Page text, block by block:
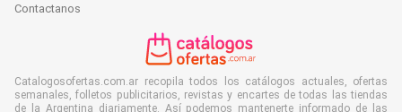
Contactanos
Catalogosofertas.com.ar recopila todos los catálogos actuales, ofertas
semanales, folletos publicitarios, revistas y encartes de todas las tiendas
de la Argentina diariamente. Así podemos mantenerte informado de las